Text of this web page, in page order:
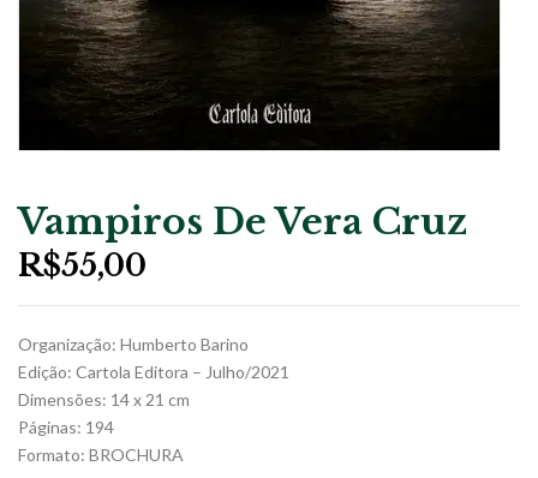
Vampiros De Vera Cruz
R$55,00
Organização: Humberto Barino
Edição: Cartola Editora – Julho/2021
Dimensões: 14 x 21 cm
Páginas: 194
Formato: BROCHURA